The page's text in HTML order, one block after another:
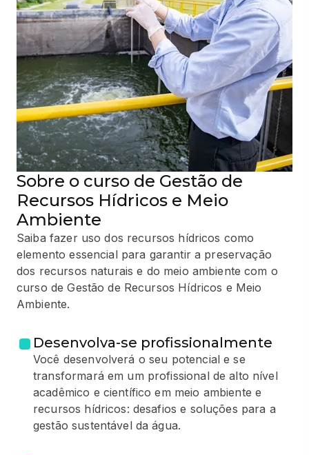
Sobre o curso de Gestão de
Recursos Hídricos e Meio
Ambiente
Saiba fazer uso dos recursos hídricos como
elemento essencial para garantir a preservação
dos recursos naturais e do meio ambiente com o
curso de Gestão de Recursos Hídricos e Meio
Ambiente.
Desenvolva-se profissionalmente
Você desenvolverá o seu potencial e se
transformará em um profissional de alto nível
acadêmico e científico em meio ambiente e
recursos hídricos: desafios e soluções para a
gestão sustentável da água.